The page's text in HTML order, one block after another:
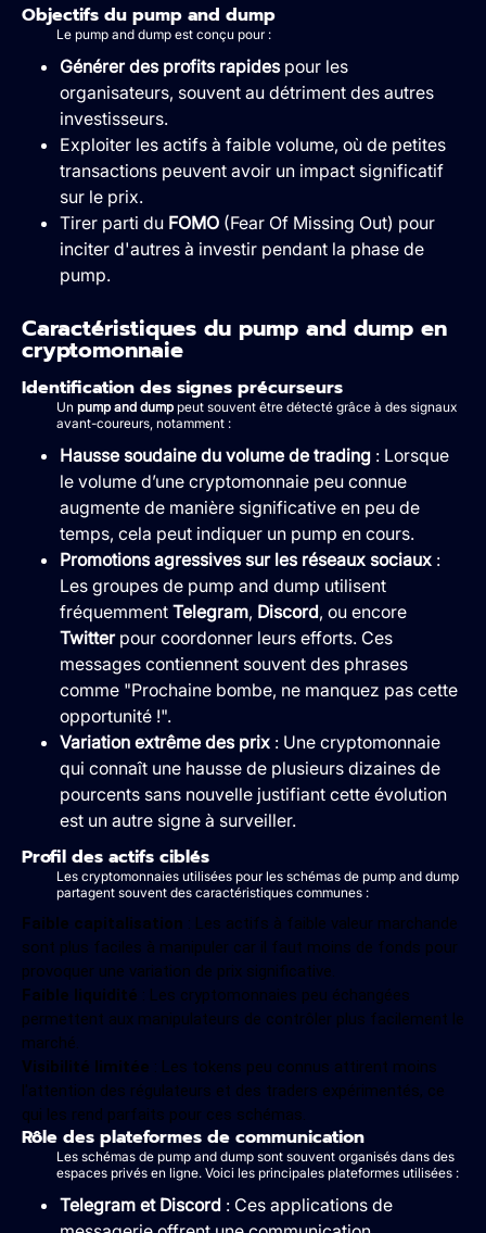
Objectifs du pump and dump
Le pump and dump est conçu pour :
Générer des profits rapidespour les
organisateurs, souvent au détriment des autres
investisseurs.
Exploiter les actifs à faible volume, où de petites
transactions peuvent avoir un impact significatif
sur le prix.
Tirer parti du FOMO (Fear Of Missing Out) pour
inciter d'autres à investir pendant la phase de
pump.
Caractéristiques du pump and dump en
cryptomonnaie
Identification des signes précurseurs
Un pump and dumppeut souvent être détecté grâce à des signaux
avant-coureurs, notamment :
Hausse soudaine du volume de trading : Lorsque
le volume d’une cryptomonnaie peu connue
augmente de manière significative en peu de
temps, cela peut indiquer un pump en cours.
Promotions agressives sur les réseaux sociaux :
Les groupes de pump and dump utilisent
fréquemment Telegram, Discord, ou encore
Twitterpour coordonner leurs efforts. Ces
messages contiennent souvent des phrases
comme "Prochaine bombe, ne manquez pas cette
opportunité !".
Variation extrême des prix : Une cryptomonnaie
qui connaît une hausse de plusieurs dizaines de
pourcents sans nouvelle justifiant cette évolution
est un autre signe à surveiller.
Profil des actifs ciblés
Les cryptomonnaies utilisées pour les schémas de pump and dump
partagent souvent des caractéristiques communes :
Faible capitalisation : Les actifs à faible valeur marchande
sont plus faciles à manipuler car il faut moins de fonds pour
provoquer une variation de prix significative.
Faible liquidité : Les cryptomonnaies peu échangées
permettent aux manipulateurs de contrôler plus facilement le
marché.
Visibilité limitée : Les tokens peu connus attirent moins
l'attention des régulateurs et des traders expérimentés, ce
qui les rend parfaits pour ces schémas.
Rôle des plateformes de communication
Les schémas de pump and dump sont souvent organisés dans des
espaces privés en ligne. Voici les principales plateformes utilisées :
Telegram et Discord : Ces applications de